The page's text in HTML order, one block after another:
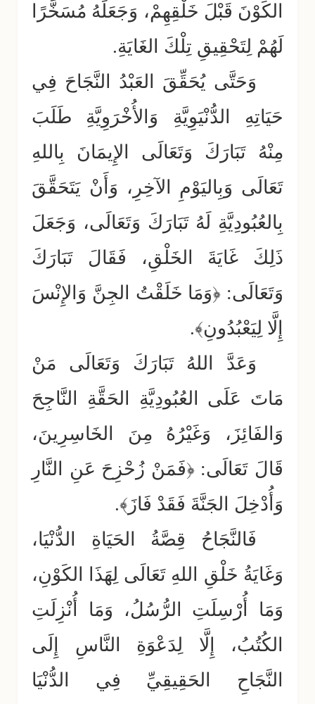
الكَوْنَ قَبْلَ خَلْقِهِمْ، وَجَعَلَهُ مُسَخَّرًا
لَهُمْ لِتَحْقِيقِ تِلْكَ الغَايَةِ.
وَحَتَّى يُحَقِّقَ العَبْدُ النَّجَاحَ فِي
حَيَاتِهِ الدُّنْيَوِيَّةِ وَالأُخْرَوِيَّةِ طَلَبَ
مِنْهُ تَبَارَكَ وَتَعَالَى الإِيمَانَ بِاللهِ
تَعَالَى وَبِاليَوْمِ الآخِرِ، وَأَنْ يَتَحَقَّقَ
بِالعُبُودِيَّةِ لَهُ تَبَارَكَ وَتَعَالَى، وَجَعَلَ
ذَلِكَ غَايَةَ الخَلْقِ، فَقَالَ تَبَارَكَ
وَتَعَالَى: ﴿وَمَا خَلَقْتُ الجِنَّ وَالإِنْسَ
إِلَّا لِيَعْبُدُونِ﴾.
وَعَدَّ اللهُ تَبَارَكَ وَتَعَالَى مَنْ
مَاتَ عَلَى العُبُودِيَّةِ الحَقَّةِ النَّاجِحَ
وَالفَائِزَ، وَغَيْرُهُ مِنَ الخَاسِرِينَ،
قَالَ تَعَالَى: ﴿فَمَنْ زُحْزِحَ عَنِ النَّارِ
وَأُدْخِلَ الجَنَّةَ فَقَدْ فَازَ﴾.
فَالنَّجَاحُ قِصَّةُ الحَيَاةِ الدُّنْيَا،
وَغَايَةُ خَلْقِ اللهِ تَعَالَى لِهَذَا الكَوْنِ،
وَمَا أُرْسِلَتِ الرُّسُلُ، وَمَا أُنْزِلَتِ
الكُتُبُ، إِلَّا لِدَعْوَةِ النَّاسِ إِلَى
النَّجَاحِ الحَقِيقِيِّ فِي الدُّنْيَا